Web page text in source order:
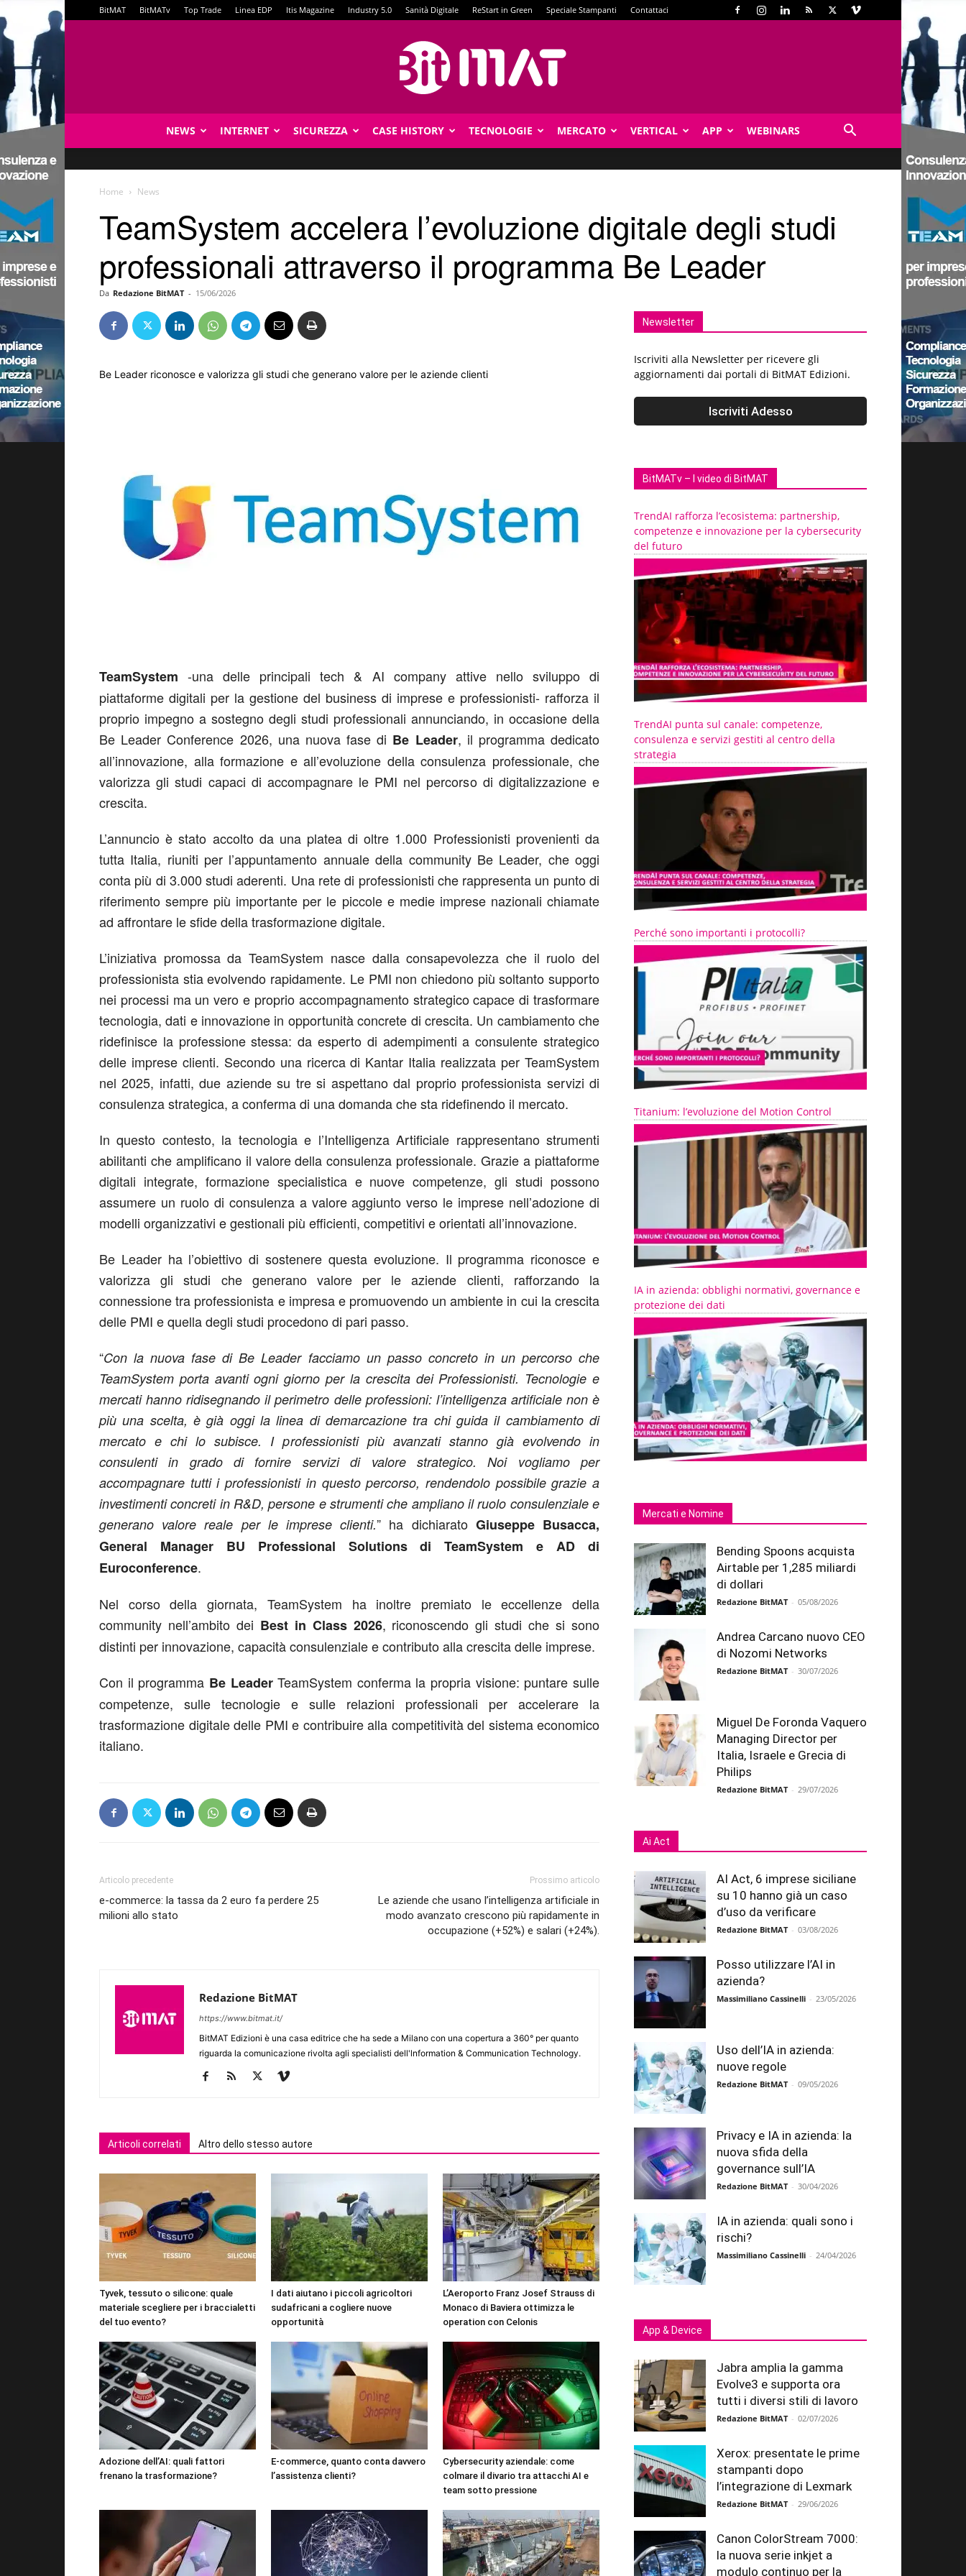
BitMAT BitMATv Top Trade Linea EDP Itis Magazine Industry 5.0 Sanità Digitale ReStart in Green Speciale Stampanti Contattaci
NEWS INTERNET SICUREZZA CASE HISTORY TECNOLOGIE MERCATO VERTICAL APP WEBINARS
Home News
TeamSystem accelera l’evoluzione digitale degli studi
professionali attraverso il programma Be Leader
Da Redazione BitMAT - 15/06/2026
Be Leader riconosce e valorizza gli studi che generano valore per le aziende clienti
TeamSystem -una delle principali tech & AI company attive nello sviluppo di
piattaforme digitali per la gestione del business di imprese e professionisti- rafforza il
proprio impegno a sostegno degli studi professionali annunciando, in occasione della
Be Leader Conference 2026, una nuova fase di Be Leader, il programma dedicato
all’innovazione, alla formazione e all’evoluzione della consulenza professionale, che
valorizza gli studi capaci di accompagnare le PMI nel percorso di digitalizzazione e
crescita.
L’annuncio è stato accolto da una platea di oltre 1.000 Professionisti provenienti da
tutta Italia, riuniti per l’appuntamento annuale della community Be Leader, che oggi
conta più di 3.000 studi aderenti. Una rete di professionisti che rappresenta un punto di
riferimento sempre più importante per le piccole e medie imprese nazionali chiamate
ad affrontare le sfide della trasformazione digitale.
L’iniziativa promossa da TeamSystem nasce dalla consapevolezza che il ruolo del
professionista stia evolvendo rapidamente. Le PMI non chiedono più soltanto supporto
nei processi ma un vero e proprio accompagnamento strategico capace di trasformare
tecnologia, dati e innovazione in opportunità concrete di crescita. Un cambiamento che
ridefinisce la professione stessa: da esperto di adempimenti a consulente strategico
delle imprese clienti. Secondo una ricerca di Kantar Italia realizzata per TeamSystem
nel 2025, infatti, due aziende su tre si aspettano dal proprio professionista servizi di
consulenza strategica, a conferma di una domanda che sta ridefinendo il mercato.
In questo contesto, la tecnologia e l’Intelligenza Artificiale rappresentano strumenti
abilitanti che amplificano il valore della consulenza professionale. Grazie a piattaforme
digitali integrate, formazione specialistica e nuove competenze, gli studi possono
assumere un ruolo di consulenza a valore aggiunto verso le imprese nell’adozione di
modelli organizzativi e gestionali più efficienti, competitivi e orientati all’innovazione.
Be Leader ha l’obiettivo di sostenere questa evoluzione. Il programma riconosce e
valorizza gli studi che generano valore per le aziende clienti, rafforzando la
connessione tra professionista e impresa e promuovendo un ambiente in cui la crescita
delle PMI e quella degli studi procedono di pari passo.
“Con la nuova fase di Be Leader facciamo un passo concreto in un percorso che
TeamSystem porta avanti ogni giorno per la crescita dei Professionisti. Tecnologie e
mercati hanno ridisegnando il perimetro delle professioni: l’intelligenza artificiale non è
più una scelta, è già oggi la linea di demarcazione tra chi guida il cambiamento di
mercato e chi lo subisce. I professionisti più avanzati stanno già evolvendo in
consulenti in grado di fornire servizi di valore strategico. Noi vogliamo per
accompagnare tutti i professionisti in questo percorso, rendendolo possibile grazie a
investimenti concreti in R&D, persone e strumenti che ampliano il ruolo consulenziale e
generano valore reale per le imprese clienti.” ha dichiarato Giuseppe Busacca,
General Manager BU Professional Solutions di TeamSystem e AD di
Euroconference.
Nel corso della giornata, TeamSystem ha inoltre premiato le eccellenze della
community nell’ambito dei Best in Class 2026, riconoscendo gli studi che si sono
distinti per innovazione, capacità consulenziale e contributo alla crescita delle imprese.
Con il programma Be LeaderTeamSystem conferma la propria visione: puntare sulle
competenze, sulle tecnologie e sulle relazioni professionali per accelerare la
trasformazione digitale delle PMI e contribuire alla competitività del sistema economico
italiano.
Articolo precedente
e-commerce: la tassa da 2 euro fa perdere 25
milioni allo stato
Prossimo articolo
Le aziende che usano l’intelligenza artificiale in
modo avanzato crescono più rapidamente in
occupazione (+52%) e salari (+24%).
Redazione BitMAT
https://www.bitmat.it/
BitMAT Edizioni è una casa editrice che ha sede a Milano con una copertura a 360° per quanto
riguarda la comunicazione rivolta agli specialisti dell'lnformation & Communication Technology.
Articoli correlati Altro dello stesso autore
Tyvek, tessuto o silicone: quale
materiale scegliere per i braccialetti
del tuo evento?
I dati aiutano i piccoli agricoltori
sudafricani a cogliere nuove
opportunità
L’Aeroporto Franz Josef Strauss di
Monaco di Baviera ottimizza le
operation con Celonis
Adozione dell’AI: quali fattori
frenano la trasformazione?
E-commerce, quanto conta davvero
l’assistenza clienti?
Cybersecurity aziendale: come
colmare il divario tra attacchi AI e
team sotto pressione
Newsletter
Iscriviti alla Newsletter per ricevere gli
aggiornamenti dai portali di BitMAT Edizioni.
BitMATv – I video di BitMAT
TrendAI rafforza l’ecosistema: partnership,
competenze e innovazione per la cybersecurity
del futuro
TrendAI punta sul canale: competenze,
consulenza e servizi gestiti al centro della
strategia
Perché sono importanti i protocolli?
Titanium: l’evoluzione del Motion Control
IA in azienda: obblighi normativi, governance e
protezione dei dati
Mercati e Nomine
Bending Spoons acquista
Airtable per 1,285 miliardi
di dollari
Redazione BitMAT - 05/08/2026
Andrea Carcano nuovo CEO
di Nozomi Networks
Redazione BitMAT - 30/07/2026
Miguel De Foronda Vaquero
Managing Director per
Italia, Israele e Grecia di
Philips
Redazione BitMAT - 29/07/2026
Ai Act
AI Act, 6 imprese siciliane
su 10 hanno già un caso
d’uso da verificare
Redazione BitMAT - 03/08/2026
Posso utilizzare l’AI in
azienda?
Massimiliano Cassinelli - 23/05/2026
Uso dell’IA in azienda:
nuove regole
Redazione BitMAT - 09/05/2026
Privacy e IA in azienda: la
nuova sfida della
governance sull’IA
Redazione BitMAT - 30/04/2026
IA in azienda: quali sono i
rischi?
Massimiliano Cassinelli - 24/04/2026
App & Device
Jabra amplia la gamma
Evolve3 e supporta ora
tutti i diversi stili di lavoro
Redazione BitMAT - 02/07/2026
Xerox: presentate le prime
stampanti dopo
l’integrazione di Lexmark
Redazione BitMAT - 29/06/2026
Canon ColorStream 7000:
la nuova serie inkjet a
modulo continuo per la